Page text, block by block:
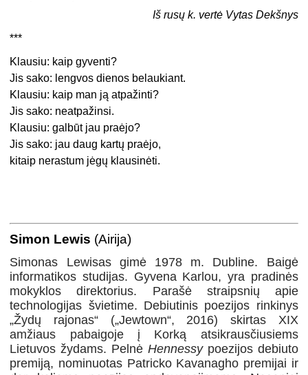
Iš rusų k. vertė Vytas Dekšnys
***
Klausiu: kaip gyventi?
Jis sako: lengvos dienos belaukiant.
Klausiu: kaip man ją atpažinti?
Jis sako: neatpažinsi.
Klausiu: galbūt jau praėjo?
Jis sako: jau daug kartų praėjo,
kitaip nerastum jėgų klausinėti.
Simon Lewis (Airija)
Simonas Lewisas gimė 1978 m. Dubline. Baigė
informatikos studijas. Gyvena Karlou, yra pradinės
mokyklos direktorius. Parašė straipsnių apie
technologijas švietime. Debiutinis poezijos rinkinys
„Žydų rajonas“ („Jewtown“, 2016) skirtas XIX
amžiaus pabaigoje į Korką atsikrausčiusiems
Lietuvos žydams. Pelnė Hennessypoezijos debiuto
premiją, nominuotas Patricko Kavanagho premijai ir